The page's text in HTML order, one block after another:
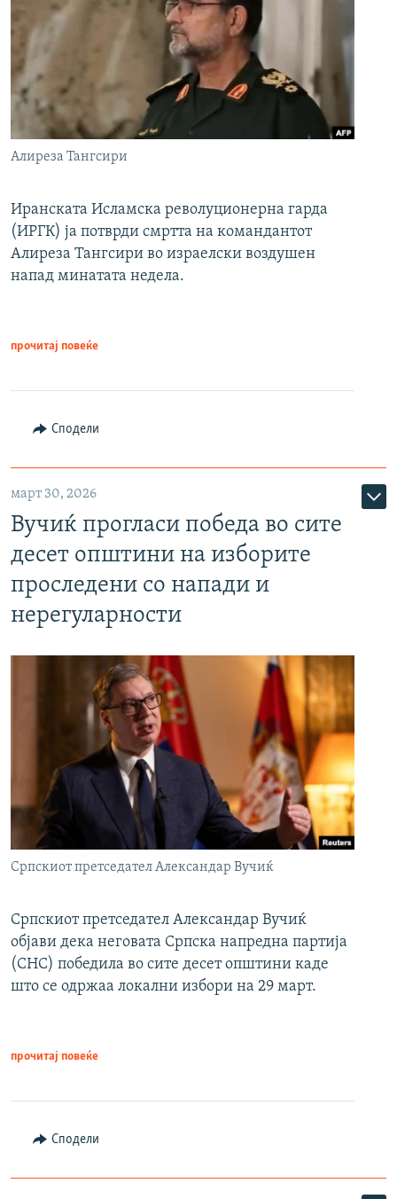
Алиреза Тангсири
Иранската Исламска револуционерна гарда
(ИРГК) ја потврди смртта на командантот
Алиреза Тангсири во израелски воздушен
напад минатата недела.
прочитај повеќе
Сподели
март 30, 2026
Вучиќ прогласи победа во сите
десет општини на изборите
проследени со напади и
нерегуларности
Српскиот претседател Александар Вучиќ
Српскиот претседател Александар Вучиќ
објави дека неговата Српска напредна партија
(СНС) победила во сите десет општини каде
што се одржаа локални избори на 29 март.
прочитај повеќе
Сподели